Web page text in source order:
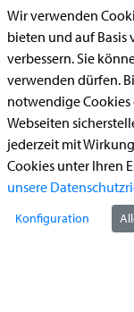
Bauantrag
Begleitetes Fahren
Führerschein
Reiterplakette
Ummeldung
Kontakt
Wir verwenden
bieten und auf Basis
verbessern. Sie
verwenden dürfen.
notwendige Cookies
Webseiten
jederzeit mit
Cookies unter Ihren
unsere
Konfiguration